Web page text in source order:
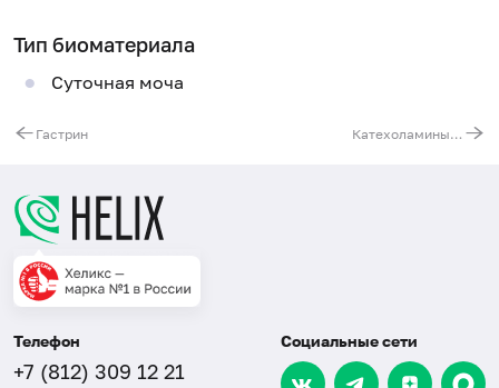
Тип биоматериала
Суточная моча
Гастрин Катехоламины (адреналин, норадреналин, дофамин) и их метаболиты (ванилилминдальная кислота, гомованилиновая кислота, 5-гидроксииндолуксусная кислота) в моче
Телефон
+7 (812) 309 12 21
Социальные сети